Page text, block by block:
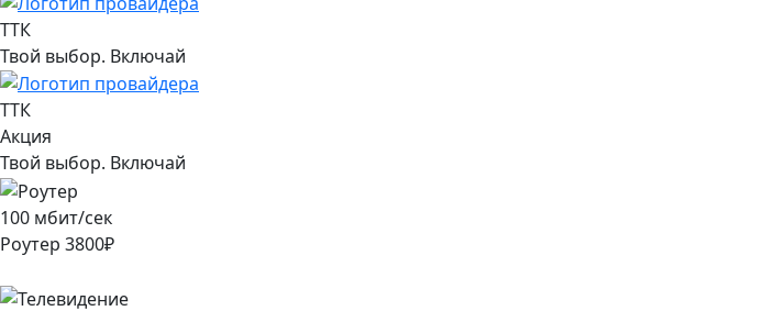
ТТК
Твой выбор. Включай
ТТК
Акция
Твой выбор. Включай
100 мбит/сек
Роутер 3800₽